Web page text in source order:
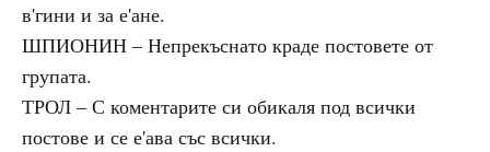
в'гини и за е'ане.
ШПИОНИН – Непрекъснато краде постовете от
групата.
ТРОЛ – С коментарите си обикаля под всички
постове и се е'ава със всички.